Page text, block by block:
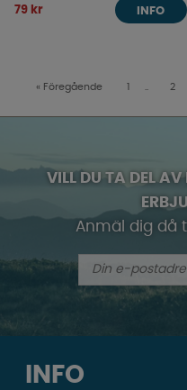
79 kr INFO
« Föregående 1 2
VILL DU TA DEL
Anmäl dig då
INFO